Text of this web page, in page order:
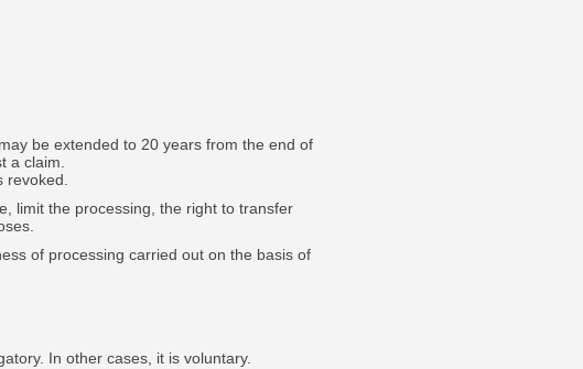
be extended to 20 years from the end of
a claim.
revoked.
limit the processing, the right to transfer
of processing carried out on the basis of
In other cases, it is voluntary.